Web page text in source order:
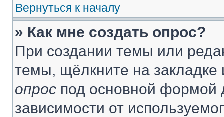
Вернуться к началу
» Как мне создать опрос?
При создании темы или
темы, щёлкните на
опрос под основной формой
зависимости от